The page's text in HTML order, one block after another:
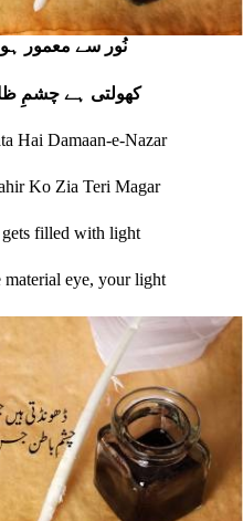
نُور سے معمور ہو
کھولتی ہے چشمِ
Hai Damaan-e-Nazar
Ko Zia Teri Magar
gets filled with light
eye, your light